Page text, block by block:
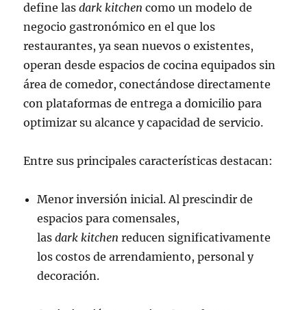
define lasdark kitchen como un modelo de
negocio gastronómico en el que los
restaurantes, ya sean nuevos o existentes,
operan desde espacios de cocina equipados sin
área de comedor, conectándose directamente
con plataformas de entrega a domicilio para
optimizar su alcance y capacidad de servicio.
Entre sus principales características destacan:
Menor inversión inicial. Al prescindir de
espacios para comensales,
lasdark kitchen reducen significativamente
los costos de arrendamiento, personal y
decoración.